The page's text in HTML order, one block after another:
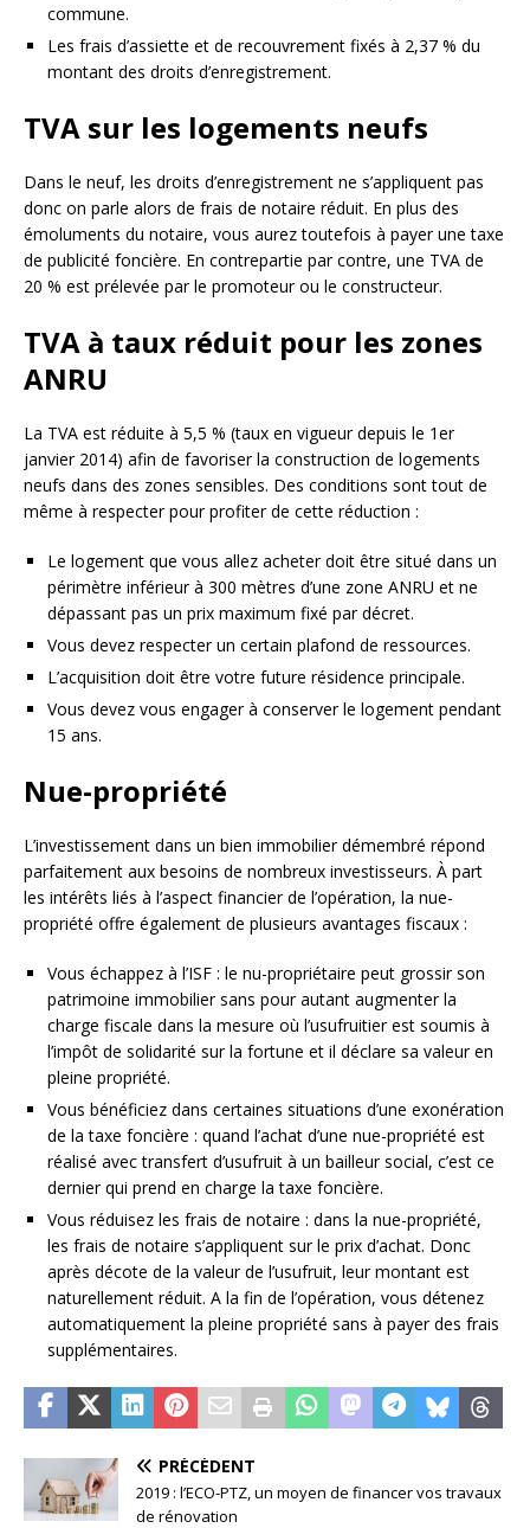
commune.
Les frais d’assiette et de recouvrement fixés à 2,37 % du
montant des droits d’enregistrement.
TVA sur les logements neufs
Dans le neuf, les droits d’enregistrement ne s’appliquent pas
donc on parle alors de frais de notaire réduit. En plus des
émoluments du notaire, vous aurez toutefois à payer une taxe
de publicité foncière. En contrepartie par contre, une TVA de
20 % est prélevée par le promoteur ou le constructeur.
TVA à taux réduit pour les zones
ANRU
La TVA est réduite à 5,5 % (taux en vigueur depuis le 1er
janvier 2014) afin de favoriser la construction de logements
neufs dans des zones sensibles. Des conditions sont tout de
même à respecter pour profiter de cette réduction :
Le logement que vous allez acheter doit être situé dans un
périmètre inférieur à 300 mètres d’une zone ANRU et ne
dépassant pas un prix maximum fixé par décret.
Vous devez respecter un certain plafond de ressources.
L’acquisition doit être votre future résidence principale.
Vous devez vous engager à conserver le logement pendant
15 ans.
Nue-propriété
L’investissement dans un bien immobilier démembré répond
parfaitement aux besoins de nombreux investisseurs. À part
les intérêts liés à l’aspect financier de l’opération, la nue-
propriété offre également de plusieurs avantages fiscaux :
Vous échappez à l’ISF : le nu-propriétaire peut grossir son
patrimoine immobilier sans pour autant augmenter la
charge fiscale dans la mesure où l’usufruitier est soumis à
l’impôt de solidarité sur la fortune et il déclare sa valeur en
pleine propriété.
Vous bénéficiez dans certaines situations d’une exonération
de la taxe foncière : quand l’achat d’une nue-propriété est
réalisé avec transfert d’usufruit à un bailleur social, c’est ce
dernier qui prend en charge la taxe foncière.
Vous réduisez les frais de notaire : dans la nue-propriété,
les frais de notaire s’appliquent sur le prix d’achat. Donc
après décote de la valeur de l’usufruit, leur montant est
naturellement réduit. A la fin de l’opération, vous détenez
automatiquement la pleine propriété sans à payer des frais
supplémentaires.
PRÉCÉDENT
2019 : l’ECO-PTZ, un moyen de financer vos travaux
de rénovation